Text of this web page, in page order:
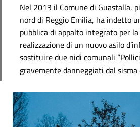
Nel 2013 il Comune di Guastalla,
nord di Reggio Emilia, ha indetto
pubblica di appalto integrato per
realizzazione di un nuovo asilo
sostituire due nidi comunali
gravemente danneggiati dal